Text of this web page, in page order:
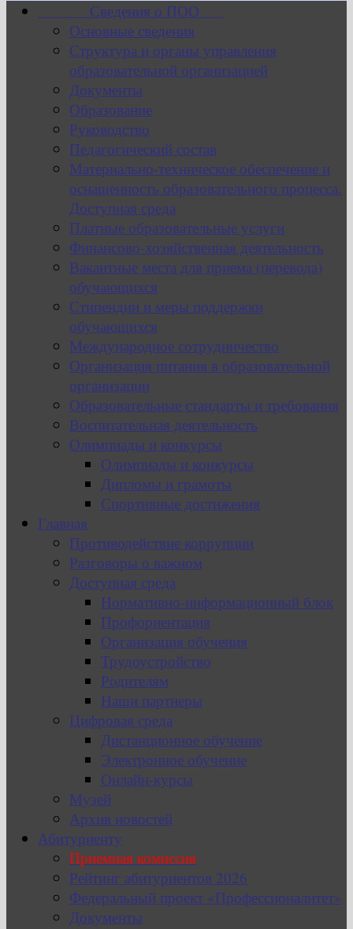
Сведения о ПОО
Основные сведения
Структура и органы управления
образовательной организацией
Документы
Образование
Руководство
Педагогический состав
Материально-техническое обеспечение и
оснащенность образовательного процесса.
Доступная среда
Платные образовательные услуги
Финансово-хозяйственная деятельность
Вакантные места для приема (перевода)
обучающихся
Стипендии и меры поддержки
обучающихся
Международное сотрудничество
Организация питания в образовательной
организации
Образовательные стандарты и требования
Воспитательная деятельность
Олимпиады и конкурсы
Олимпиады и конкурсы
Дипломы и грамоты
Спортивные достижения
Главная
Противодействие коррупции
Разговоры о важном
Доступная среда
Нормативно-информационный блок
Профориентация
Организация обучения
Трудоустройство
Родителям
Наши партнеры
Цифровая среда
Дистанционное обучение
Электронное обучение
Онлайн-курсы
Музей
Архив новостей
Абитуриенту
Приемная комиссия
Рейтинг абитуриентов 2026
Федеральный проект «Профессионалитет»
Документы